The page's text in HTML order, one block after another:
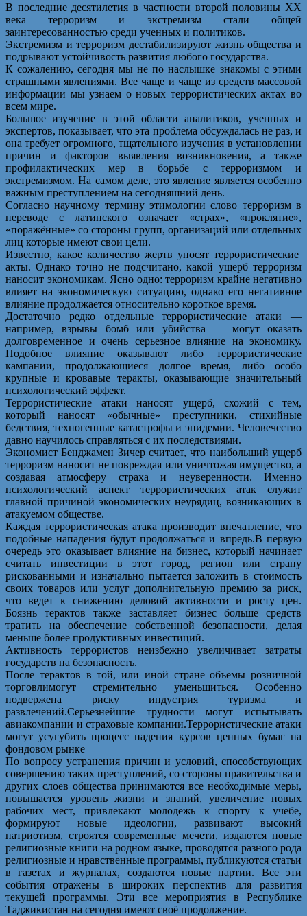
В последние десятилетия в частности второй половины XX
века терроризм и экстремизм стали общей
заинтересованностью среди ученных и политиков.
Экстремизм и терроризм дестабилизируют жизнь общества и
подрывают устойчивость развития любого государства.
К сожалению, сегодня мы не по наслышке знакомы с этими
страшными явлениями. Все чаще и чаще из средств массовой
информации мы узнаем о новых террористических актах во
всем мире.
Большое изучение в этой области аналитиков, ученных и
экспертов, показывает, что эта проблема обсуждалась не раз, и
она требует огромного, тщательного изучения в установлении
причин и факторов выявления возникновения, а также
профилактических мер в борьбе с терроризмом и
экстремизмом. На самом деле, это явление является особенно
важным преступлением на сегодняшний день.
Согласно научному термину этимологии слово терроризм в
переводе с латинского означает «страх», «проклятие»,
«поражённые» со стороны групп, организаций или отдельных
лиц которые имеют свои цели.
Известно, какое количество жертв уносят террористические
акты. Однако точно не подсчитано, какой ущерб терроризм
наносит экономикам. Ясно одно: терроризм крайне негативно
влияет на экономическую ситуацию, однако его негативное
влияние продолжается относительно короткое время.
Достаточно редко отдельные террористические атаки —
например, взрывы бомб или убийства — могут оказать
долговременное и очень серьезное влияние на экономику.
Подобное влияние оказывают либо террористические
кампании, продолжающиеся долгое время, либо особо
крупные и кровавые теракты, оказывающие значительный
психологический эффект.
Террористические атаки наносят ущерб, схожий с тем,
который наносят «обычные» преступники, стихийные
бедствия, техногенные катастрофы и эпидемии. Человечество
давно научилось справляться с их последствиями.
Экономист Бенджамен Зичер считает, что наибольший ущерб
терроризм наносит не повреждая или уничтожая имущество, а
создавая атмосферу страха и неуверенности. Именно
психологический аспект террористических атак служит
главной причиной экономических неурядиц, возникающих в
атакуемом обществе.
Каждая террористическая атака производит впечатление, что
подобные нападения будут продолжаться и впредь.В первую
очередь это оказывает влияние на бизнес, который начинает
считать инвестиции в этот город, регион или страну
рискованными и изначально пытается заложить в стоимость
своих товаров или услуг дополнительную премию за риск,
что ведет к снижению деловой активности и росту цен.
Боязнь терактов также заставляет бизнес больше средств
тратить на обеспечение собственной безопасности, делая
меньше более продуктивных инвестиций.
Активность террористов неизбежно увеличивает затраты
государств на безопасность.
После терактов в той, или иной стране объемы розничной
торговлимогут стремительно уменьшиться. Особенно
подвержена риску индустрия туризма и
развлечений.Серьезнейшие трудности могут испытывать
авиакомпании и страховые компании.Террористические атаки
могут усугубить процесс падения курсов ценных бумаг на
фондовом рынке
По вопросу устранения причин и условий, способствующих
совершению таких преступлений, со стороны правительства и
других слоев общества принимаются все необходимые меры,
повышается уровень жизни и знаний, увеличение новых
рабочих мест, привлекают молодежь к спорту к учебе,
формируют новые идеологии, развивают высокий
патриотизм, строятся современные мечети, издаются новые
религиозные книги на родном языке, проводятся разного рода
религиозные и нравственные программы, публикуются статьи
в газетах и журналах, создаются новые партии. Все эти
события отражены в широких перспектив для развития
текущей программы. Эти все мероприятия в Республике
Таджикистан на сегодня имеют своё продолжение.